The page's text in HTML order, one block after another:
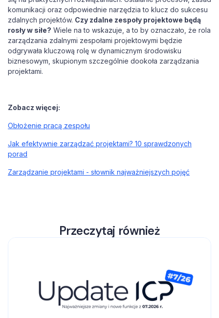
komunikacji oraz odpowiednie narzędzia to klucz do sukcesu
zdalnych projektów. Czy zdalne zespoły projektowe będą
rosły w siłe? Wiele na to wskazuje, a to by oznaczało, że rola
zarządzania zdalnymi zespołami projektowymi będzie
odgrywała kluczową rolę w dynamicznym środowisku
biznesowym, skupionym szczególnie dookoła zarządzania
projektami.
Zobacz więcej:
Obłożenie pracą zespołu
Jak efektywnie zarządzać projektami? 10 sprawdzonych
porad
Zarządzanie projektami - słownik najważniejszych pojęć
Przeczytaj również